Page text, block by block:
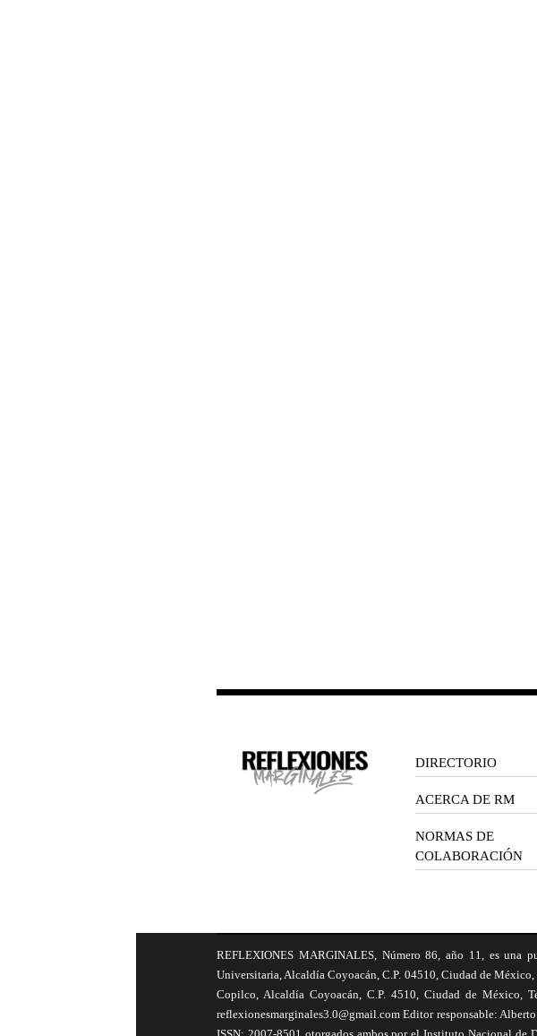
DIRECTORIO
ACERCA DE RM
NORMAS DE
COLABORACIÓN
REFLEXIONES MARGINALES, Número 86, año 11, es una
Universitaria, Alcaldía Coyoacán, C.P. 04510, Ciudad de
Copilco, Alcaldía Coyoacán, C.P. 4510, Ciudad de México,
reflexionesmarginales3.0@gmail.com Editor responsable: